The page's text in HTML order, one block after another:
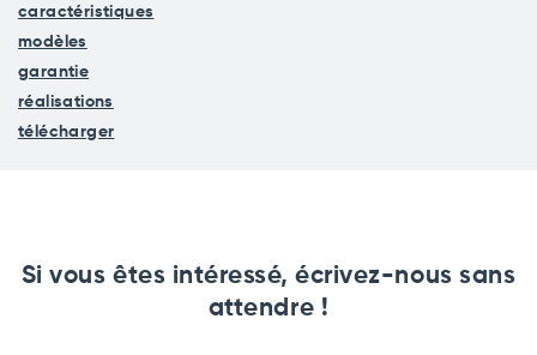
caractéristiques
modèles
garantie
réalisations
télécharger
Si vous êtes intéressé, écrivez-nous sans
attendre !